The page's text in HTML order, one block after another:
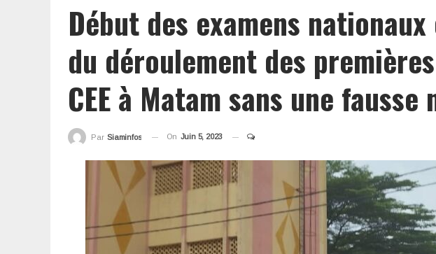
Début des examens
du déroulement des
CEE à Matam sans une fausse
Par Siaminfos On Juin 5, 2023